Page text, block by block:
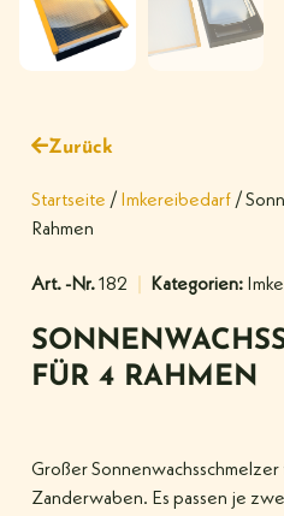
Zurück
Startseite / Imkereibedarf /
Rahmen
Art. -Nr.182 Kategorien:
FÜR 4 RAHMEN
Großer
Zanderwaben. Es passen je